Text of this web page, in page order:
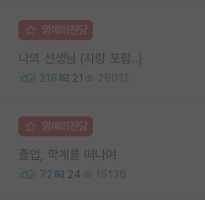
명예의전당
나의 선생님 (자랑 포함..)
218 21 29012
명예의전당
졸업, 학계를 떠나며
72 24 15136